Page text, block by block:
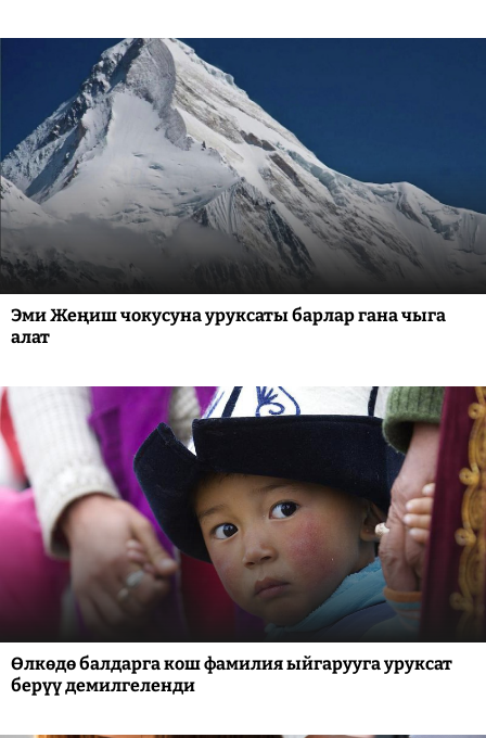
Эми Жеңиш чокусуна уруксаты барлар гана чыга
алат
Өлкөдө балдарга кош фамилия ыйгарууга уруксат
берүү демилгеленди